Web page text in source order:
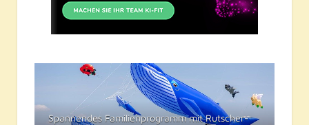
Spannendes Familienprogramm mit Rutscher-